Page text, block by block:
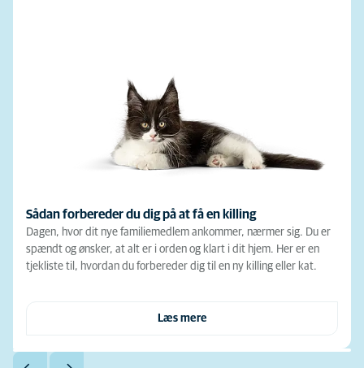
Sådan forbereder du dig på at få en killing
Dagen, hvor dit nye familiemedlem ankommer, nærmer sig. Du er
spændt og ønsker, at alt er i orden og klart i dit hjem. Her er en
tjekliste til, hvordan du forbereder dig til en ny killing eller kat.
Læs mere